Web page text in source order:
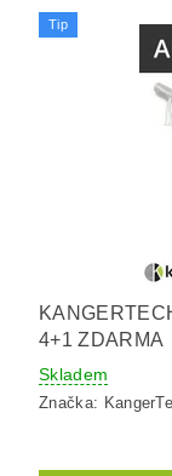
Tip
4+1 ZDARMA
Skladem
Značka: